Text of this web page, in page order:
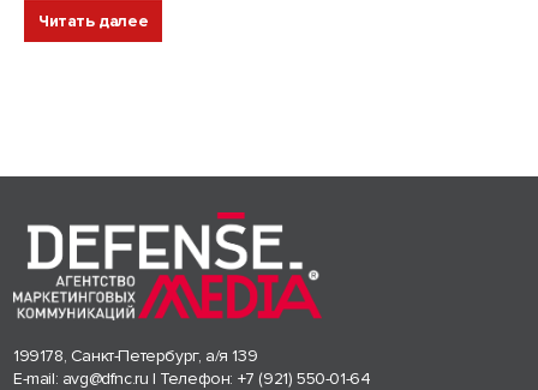
Читать далее
199178, Санкт-Петербург, а/я 139
E-mail: avg@dfnc.ru | Телефон: +7 (921) 550-01-64